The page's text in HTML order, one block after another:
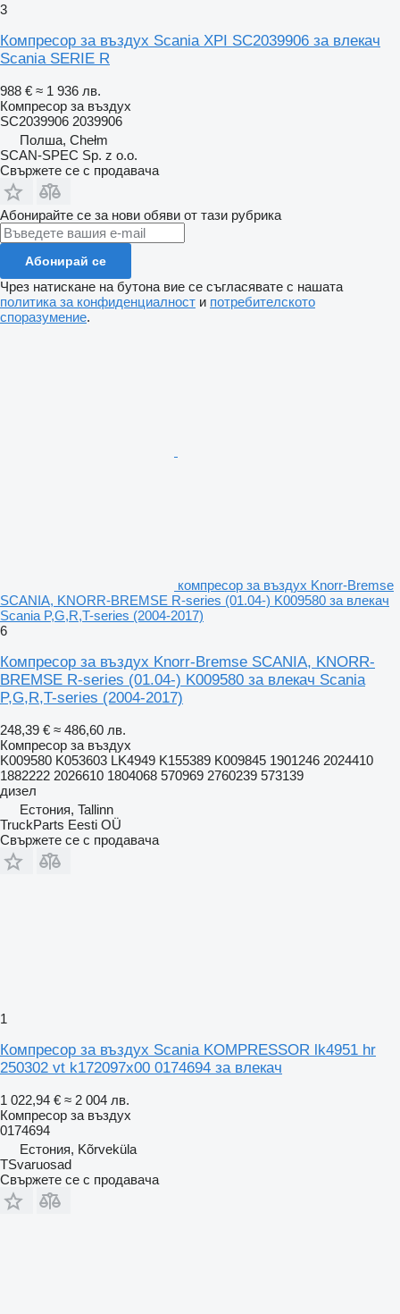
3
Компресор за въздух Scania XPI SC2039906 за влекач
Scania SERIE R
988 € ≈ 1 936 лв.
Компресор за въздух
SC2039906 2039906
Полша, Chełm
SCAN-SPEC Sp. z o.o.
Свържете се с продавача
Абонирайте се за нови обяви от тази рубрика
Абонирай се
Чрез натискане на бутона вие се съгласявате с нашата
политика за конфиденциалност и потребителското
споразумение.
компресор за въздух Knorr-Bremse
SCANIA, KNORR-BREMSE R-series (01.04-) K009580 за влекач
Scania P,G,R,T-series (2004-2017)
6
Компресор за въздух Knorr-Bremse SCANIA, KNORR-
BREMSE R-series (01.04-) K009580 за влекач Scania
P,G,R,T-series (2004-2017)
248,39 € ≈ 486,60 лв.
Компресор за въздух
K009580 K053603 LK4949 K155389 K009845 1901246 2024410
1882222 2026610 1804068 570969 2760239 573139
дизел
Естония, Tallinn
TruckParts Eesti OÜ
Свържете се с продавача
1
Компресор за въздух Scania KOMPRESSOR lk4951 hr
250302 vt k172097x00 0174694 за влекач
1 022,94 € ≈ 2 004 лв.
Компресор за въздух
0174694
Естония, Kõrveküla
TSvaruosad
Свържете се с продавача